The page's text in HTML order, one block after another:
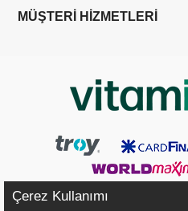
MÜŞTERİ HİZMETLERİ
Çerez Kullanımı